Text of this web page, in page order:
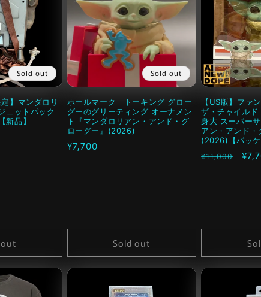
Sold out
】マンダロリ
ェットパック
新品】
Sold out
ホールマーク トーキング グロー
グーのグリーティング オーナメン
ト『マンダロリアン・アンド・グ
ローグー』(2026)
通
¥7,700
Sold out
【US版】ファ
ザ・チャイルド
身大 スーパー
アン・アンド・
(2026)【パッケ
通
¥11,000
セ